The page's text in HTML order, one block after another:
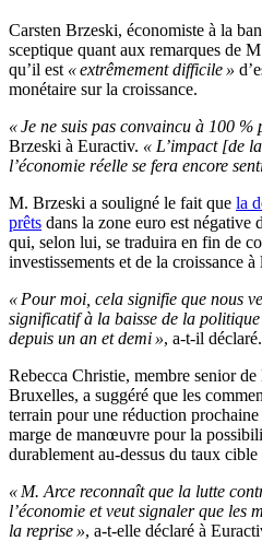
Carsten Brzeski, économiste à la
sceptique quant aux remarques de
qu’il est « extrêmement difficile »
monétaire sur la croissance.
« Je ne suis pas convaincu à 100 %
Brzeski à Euractiv. « L’impact [de
l’économie réelle se fera encore
M. Brzeski a souligné le fait que la
prêts dans la zone euro est négative
qui, selon lui, se traduira en fin de
investissements et de la croissance à
« Pour moi, cela signifie que nous
significatif à la baisse de la
depuis un an et demi », a-t-il déclaré.
Rebecca Christie, membre senior
Bruxelles, a suggéré que les
terrain pour une réduction
marge de manœuvre pour la
durablement au-dessus du taux cible
« M. Arce reconnaît que la lutte
l’économie et veut signaler que les
la reprise », a-t-elle déclaré à